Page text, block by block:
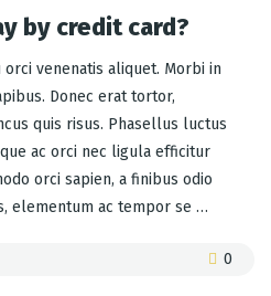
by credit card?
venenatis aliquet. Morbi in
Donec erat tortor,
quis risus. Phasellus luctus
ac orci nec ligula efficitur
orci sapien, a finibus odio
elementum ac tempor se …
0